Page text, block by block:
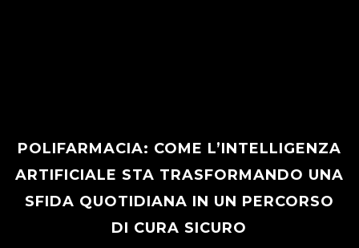
POLIFARMACIA: COME L’INTELLIGENZA
ARTIFICIALE STA TRASFORMANDO UNA
SFIDA QUOTIDIANA IN UN PERCORSO
DI CURA SICURO